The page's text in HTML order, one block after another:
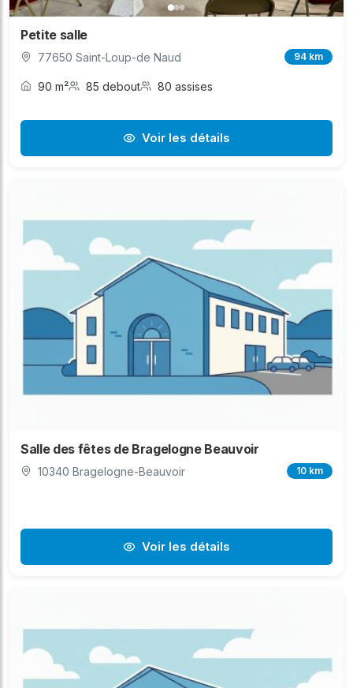
Petite salle
77650 Saint-Loup-de Naud 94 km
90 m² 85 debout 80 assises
Voir les détails
Salle des fêtes de Bragelogne Beauvoir
10340 Bragelogne-Beauvoir 10 km
Voir les détails